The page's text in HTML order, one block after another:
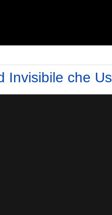
Invisibile che